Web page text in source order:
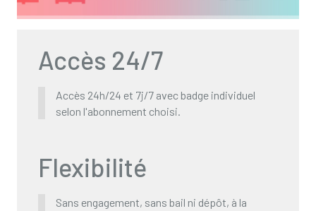
Accès 24/7
Accès 24h/24 et 7j/7 avec badge individuel
selon l'abonnement choisi.
Flexibilité
Sans engagement, sans bail ni dépôt, à la